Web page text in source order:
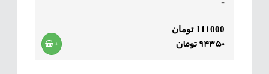
111000 تومان
94350 تومان +